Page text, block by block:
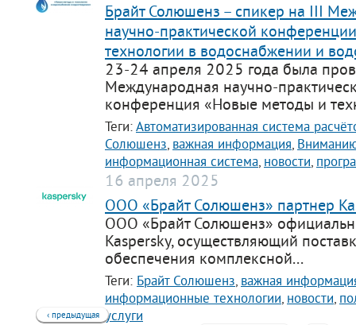
Брайт Солюшенз – спикер на III
научно-практической
технологии в водоснабжении и
23-24 апреля 2025 года была
Международная научно-
конференция «Новые методы и
Теги:Автоматизированная система
Солюшенз, важная информация,
информационная система, новости,
16 апреля 2025
ООО «Брайт Солюшенз» партнер
ООО «Брайт Солюшенз»
Kaspersky, осуществляющий
обеспечения комплексной...
Теги: Брайт Солюшенз, важная
информационные технологии, новости,
услуги
‹ предыдущая